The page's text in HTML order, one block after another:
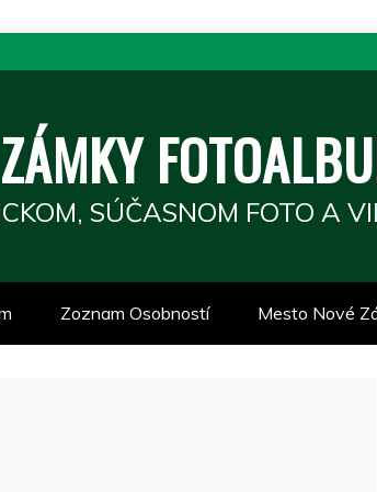
SÚČASNOM FOTO A
Zoznam Osobností Mesto Nové